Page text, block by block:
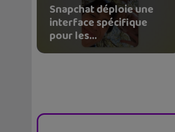
Snapchat déploie une
interface spécifique
pour les...